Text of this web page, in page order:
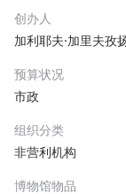
创办人
加利耶夫·加里夫孜
预算状况
市政
组织分类
非营利机构
博物馆物品